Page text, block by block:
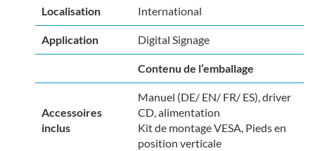
Localisation International
Application Digital Signage
Contenu de l’emballage
Accessoires
inclus
Manuel (DE/ EN/ FR/ ES), driver
CD, alimentation
Kit de montage VESA, Pieds en
position verticale